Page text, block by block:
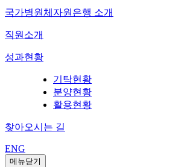
국가병원체자원은행 소개
직원소개
성과현황
기탁현황
분양현황
활용현황
찾아오시는 길
ENG
메뉴닫기